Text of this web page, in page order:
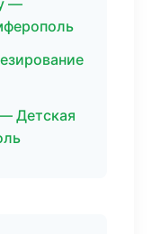
—
Детская